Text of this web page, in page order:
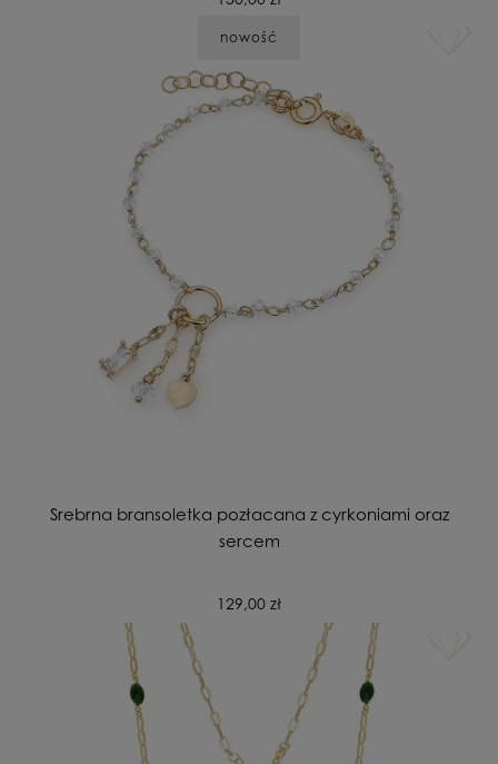
Srebrna bransoletka pozłacana z cyrkoniami oraz
sercem
129,00 zł
nowość